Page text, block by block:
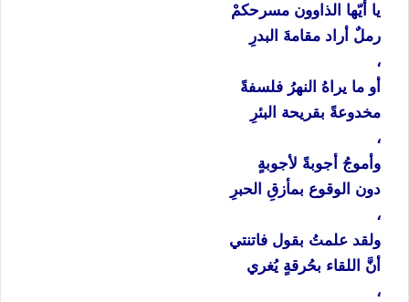
يا أيّها الذاوون مسرحكمْ
رملٌ أراد مقامةَ البدرِ
،
أو ما يراهُ النهرُ فلسفةً
مخدوعةً بقريحة البئرِ
،
وأموجُ أجوبةً لأجوبةٍ
دون الوقوع بمأزقِ الحبرِ
،
ولقد علمتُ بقول فاتنتي
أنَّ اللقاء بحُرقةٍ يُغري
،